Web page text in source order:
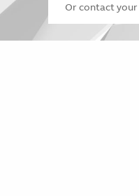
Or contact your